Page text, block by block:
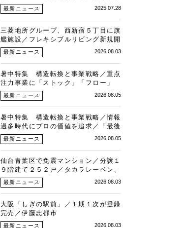
時並み、価格最高値、２３区は平均
１・３億円に
最新ニュース 2025.07.28
三菱地所グループ、西新宿５丁目に旗
艦施設／フレキシブルリビング新規開
発物件全４９戸
最新ニュース 2026.08.03
暑中特集 構造転換と事業戦略／重点
注力事業に「ストック」「フロー」
「マネジメント」／跡地開発の可能性
／総合デベトップ10目標に／自社ブ
ランド構築へ体制整備／日本郵政不動
産／池田 明社長に聞く
最新ニュース 2026.08.05
暑中特集 構造転換と事業戦略／情報
過多時代にプロの価値を追求／「最後
は人と人との繋がり」／湾岸・都心エ
リアの潮目を注視／“リパーク”次世代
展開／三井不動産リアルティ／児玉光
博社長に聞く
最新ニュース 2026.08.05
仙台青葉区で免震マンション／分譲１
９階建て２５２戸／タカラレーベン、
積水化学、三菱地所レジ
最新ニュース 2026.08.03
大阪「しぎの駅前」／１期１次が登録
完売／伊藤忠都市
最新ニュース 2026.08.03